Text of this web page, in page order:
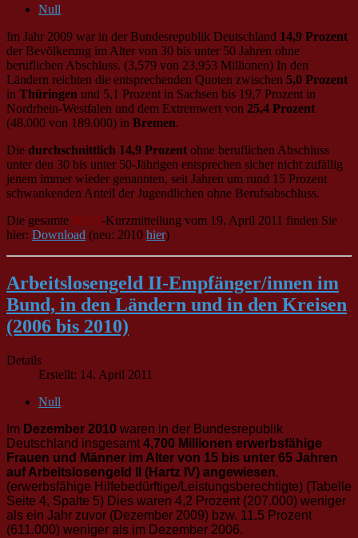
Null
Im Jahr 2009 war in der Bundesrepublik Deutschland 14,9 Prozent
der Bevölkerung im Alter von 30 bis unter 50 Jahren ohne
beruflichen Abschluss. (3,579 von 23,953 Millionen) In den
Ländern reichten die entsprechenden Quoten zwischen 5,0 Prozent
in Thüringen und 5,1 Prozent in Sachsen bis 19,7 Prozent in
Nordrhein-Westfalen und dem Extremwert von 25,4 Prozent
(48.000 von 189.000) in Bremen.
Die durchschnittlich 14,9 Prozent ohne beruflichen Abschluss
unter den 30 bis unter 50-Jährigen entsprechen sicher nicht zufällig
jenem immer wieder genannten, seit Jahren um rund 15 Prozent
schwankenden Anteil der Jugendlichen ohne Berufsabschluss.
Die gesamte BIAJ-Kurzmitteilung vom 19. April 2011 finden Sie
hier: Download (neu: 2010 hier)
Arbeitslosengeld II-Empfänger/innen im
Bund, in den Ländern und in den Kreisen
(2006 bis 2010)
Details
Erstellt: 14. April 2011
Null
Im Dezember 2010 waren in der Bundesrepublik
Deutschland insgesamt 4,700 Millionen erwerbsfähige
Frauen und Männer im Alter von 15 bis unter 65 Jahren
auf Arbeitslosengeld II (Hartz IV) angewiesen.
(erwerbsfähige Hilfebedürftige/Leistungsberechtigte) (Tabelle
Seite 4, Spalte 5) Dies waren 4,2 Prozent (207.000) weniger
als ein Jahr zuvor (Dezember 2009) bzw. 11,5 Prozent
(611.000) weniger als im Dezember 2006.